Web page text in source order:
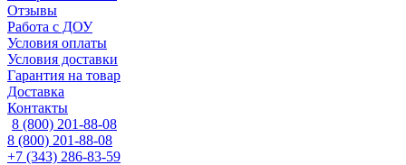
Отзывы
Работа с ДОУ
Условия оплаты
Условия доставки
Гарантия на товар
Доставка
Контакты
8 (800) 201-88-08
8 (800) 201-88-08
+7 (343) 286-83-59